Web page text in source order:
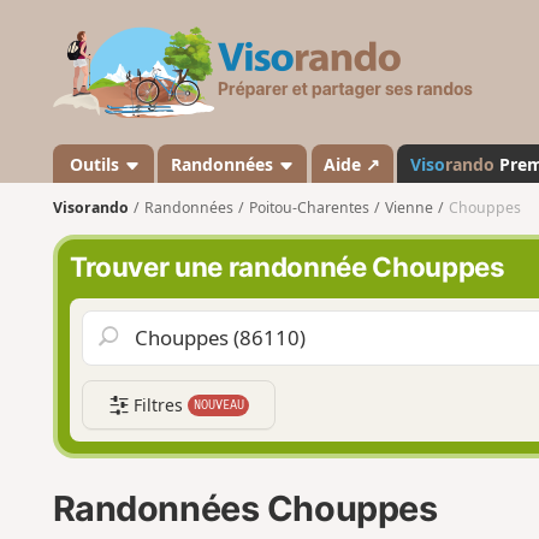
s
a
n
d
o
Outils Randonnées Aide ↗ Visorando
Visorando Randonnées Poitou-Charentes Vienne Chouppes
Trouver une randonnée Chouppes
Filtres NOUVEAU
Randonnées Chouppes